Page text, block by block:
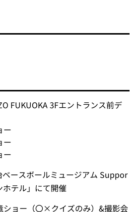
FUKUOKA 3Fエントランス前デ
ー
ー
ー
ースボールミュージアム Suppor
テル」にて開催
ショー（〇×クイズのみ）&撮影会